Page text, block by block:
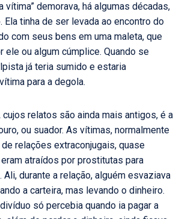
vítima” demorava, há algumas décadas,
Ela tinha de ser levada ao encontro do
com seus bens em uma maleta, que
ele ou algum cúmplice. Quando se
já teria sumido e estaria
para a degola.
cujos relatos são ainda mais antigos, é a
ou suador. As vítimas, normalmente
de relações extraconjugais, quase
atraídos por prostitutas para
durante a relação, alguém esvaziava
a carteira, mas levando o dinheiro.
só percebia quando ia pagar a